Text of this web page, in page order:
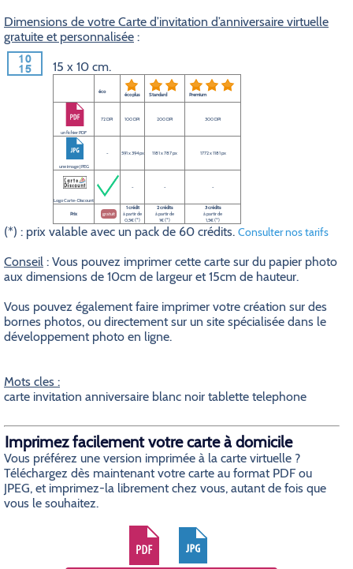
Dimensions de votre Carte d’invitation d’anniversaire virtuelle
gratuite et personnalisée :
15 x 10 cm.
éco éco plus Standard Premium
un fichier PDF
72 DPI 100 DPI 200 DPI 300 DPI
une image JPEG
- 591 x 394 px 1181 x 787 px 1772 x 1181 px
Logo Carte-Discount
- - -
Prix gratuit
1 crédit
à partir de
0,5€ (*)
2 crédits
à partir de
1€ (*)
3 crédits
à partir de
1,5€ (*)
(*) : prix valable avec un pack de 60 crédits. Consulter nos tarifs
Conseil : Vous pouvez imprimer cette carte sur du papier photo
aux dimensions de 10cm de largeur et 15cm de hauteur.
Vous pouvez également faire imprimer votre création sur des
bornes photos, ou directement sur un site spécialisée dans le
développement photo en ligne.
Mots cles :
carte invitation anniversaire blanc noir tablette telephone
Imprimez facilement votre carte à domicile
Vous préférez une version imprimée à la carte virtuelle ?
Téléchargez dès maintenant votre carte au format PDF ou
JPEG, et imprimez-la librement chez vous, autant de fois que
vous le souhaitez.